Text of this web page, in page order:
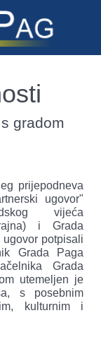
gradom
prijepodneva
ugovor"
vijeća
i Grada
ugovor potpisali
Grada Paga
Grada
utemeljen je
s posebnim
kulturnim i